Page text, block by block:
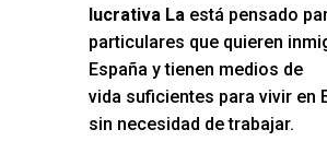
lucrativa Laestá pensado
particulares que quieren
España y tienen medios de
vida suficientes para vivir en
sin necesidad de trabajar.